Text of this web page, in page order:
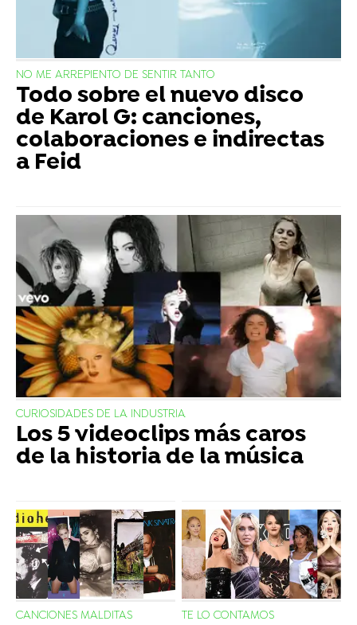
NO ME ARREPIENTO DE SENTIR TANTO
Todo sobre el nuevo disco
de Karol G: canciones,
colaboraciones e indirectas
a Feid
CURIOSIDADES DE LA INDUSTRIA
Los 5 videoclips más caros
de la historia de la música
CANCIONES MALDITAS
TE LO CONTAMOS